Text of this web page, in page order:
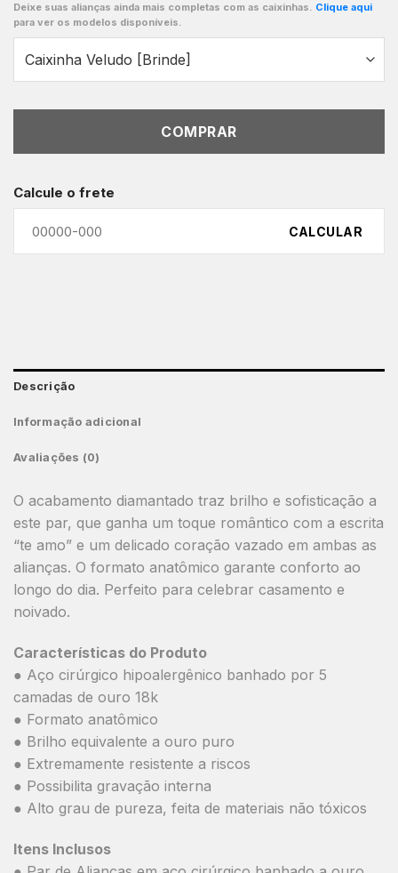
Deixe suas alianças ainda mais completas com as caixinhas. Clique aqui
para ver os modelos disponíveis.
COMPRAR
Calcule o frete
CALCULAR
Descrição
Informação adicional
Avaliações (0)
O acabamento diamantado traz brilho e sofisticação a
este par, que ganha um toque romântico com a escrita
“te amo” e um delicado coração vazado em ambas as
alianças. O formato anatômico garante conforto ao
longo do dia. Perfeito para celebrar casamento e
noivado.
Características do Produto
● Aço cirúrgico hipoalergênico banhado por 5
camadas de ouro 18k
● Formato anatômico
● Brilho equivalente a ouro puro
● Extremamente resistente a riscos
● Possibilita gravação interna
● Alto grau de pureza, feita de materiais não tóxicos
Itens Inclusos